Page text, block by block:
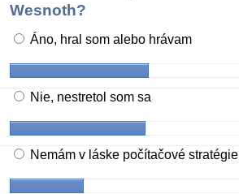
Wesnoth?
Áno, hral som alebo hrávam
Nie, nestretol som sa
Nemám v láske počítačové stratégie